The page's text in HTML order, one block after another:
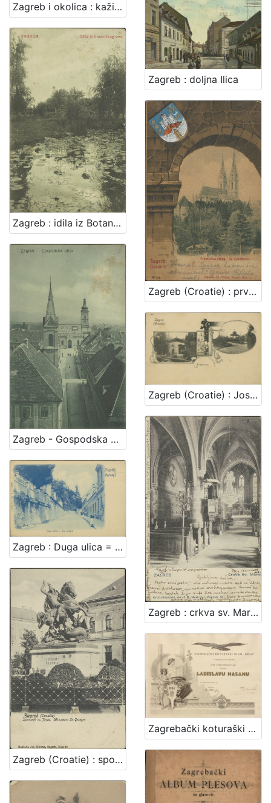
Zagreb i okolica : kažiput za urodjenike i strance : sa 43 slike i 2 nacrta / složio A. Hudovski
Zagreb : idila iz Botaničkog vrta
Zagreb - Gospodska ulica
Zagreb : Duga ulica = Agram : Rue longue
Zagreb : doljna Ilica
Zagreb (Croatie) : spomenik sv. Jurja = monument St. Georges
Zagreb (Croatie) : prvostolna crkva - la cathedrale
Zagreb (Croatie) : Josipovac
Zagreb : crkva sv. Marka
Zagrebački koturaški klub "Orao"